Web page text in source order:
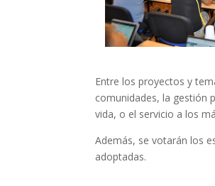
Entre los proyectos y
comunidades, la gestión
vida, o el servicio a los
Además, se votarán los
adoptadas.